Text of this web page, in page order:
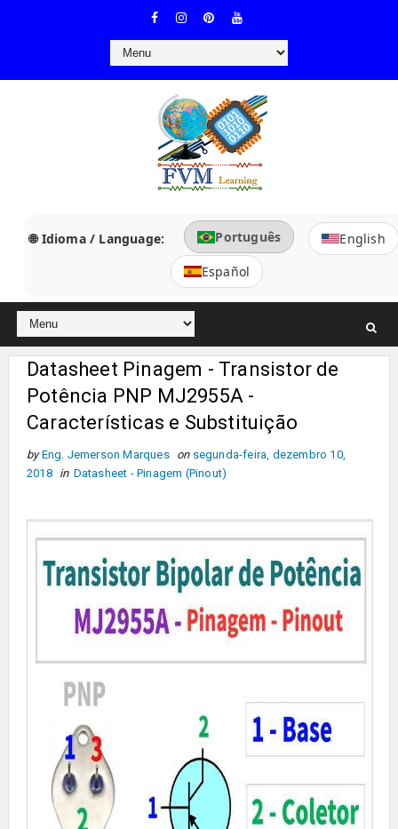
🌐 Idioma / Language: Português
English
Español
Datasheet Pinagem - Transistor de
Potência PNP MJ2955A -
Características e Substituição
by Eng. Jemerson Marques on segunda-feira, dezembro 10,
2018
in Datasheet - Pinagem (Pinout)